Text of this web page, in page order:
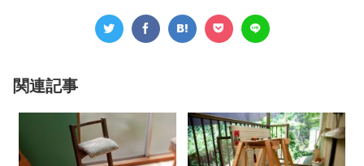
関連記事